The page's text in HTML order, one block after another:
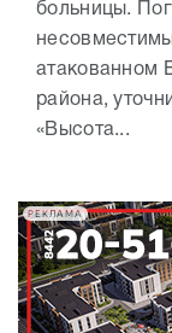
больницы.
атакованном
района,
«Высота...
РЕКЛАМА